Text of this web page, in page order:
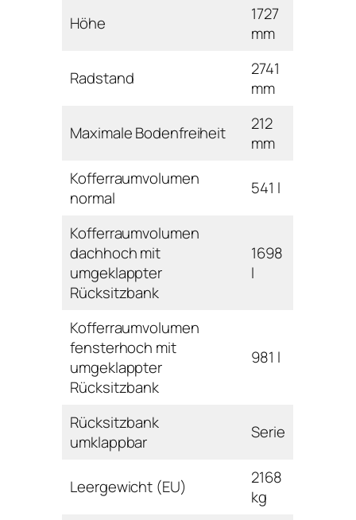
Höhe
1727
mm
Radstand
2741
mm
Maximale Bodenfreiheit
212
mm
Kofferraumvolumen
normal
541 l
Kofferraumvolumen
dachhoch mit
umgeklappter
Rücksitzbank
1698
l
Kofferraumvolumen
fensterhoch mit
umgeklappter
Rücksitzbank
981 l
Rücksitzbank
umklappbar
Serie
Leergewicht (EU)
2168
kg